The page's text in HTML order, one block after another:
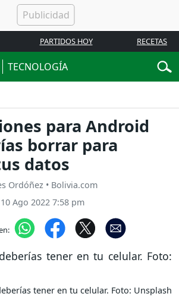
PARTIDOS HOY RECETAS
TECNOLOGÍA
para Android
borrar para
datos
Ordóñez • Bolivia.com
Ago 2022 7:58 pm
tener en tu celular. Foto: Unsplash